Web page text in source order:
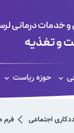
خدمات درمانی
و تغذیه
حوزه ریاست
اجتماعی فرم